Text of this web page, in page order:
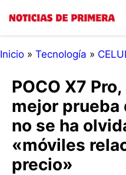
contenido
Inicio » Tecnología »
POCO X7
mejor prueba
no se ha
«móviles
precio»